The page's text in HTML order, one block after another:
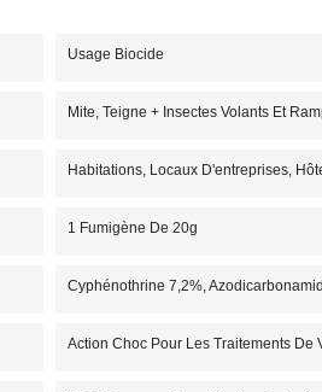
Usage Biocide
Mite, Teigne + Insectes Volants Et
Habitations, Locaux D'entreprises,
1 Fumigène De 20g
Cyphénothrine 7,2%,
Action Choc Pour Les Traitements De